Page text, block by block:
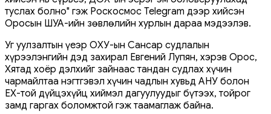
туслах болно" гэж Роскосмос Telegram дээр хийсэн
Оросын ШУА-ийн зөвлөлийн хурлын дараа мэдээлэв.
Уг уулзалтын үеэр ОХУ-ын Сансар судлалын
хүрээлэнгийн дэд захирал Евгений Лупян, хэрэв Орос,
Хятад хоёр дэлхийг зайнаас тандан судлах хүчин
чармайлтаа нэгтгэвэл хүчин чадлын хувьд АНУ болон
ЕХ-той дүйцэхүйц хиймэл дагуулуудыг бүтээх, тойрог
замд гаргах боломжтой гэж таамаглаж байна.